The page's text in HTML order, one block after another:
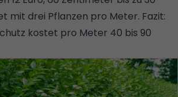
mit drei Pflanzen pro Meter. Fazit:
kostet pro Meter 40 bis 90